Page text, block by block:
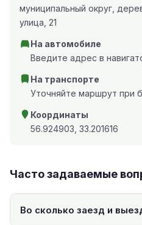
муниципальный округ,
улица, 21
На автомобиле
Введите адрес в
На транспорте
Уточняйте маршрут при
Координаты
56.924903, 33.201616
Часто задаваемые
Во сколько заезд и